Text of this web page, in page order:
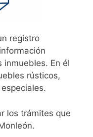
registro
En él
rústicos,
los trámites que